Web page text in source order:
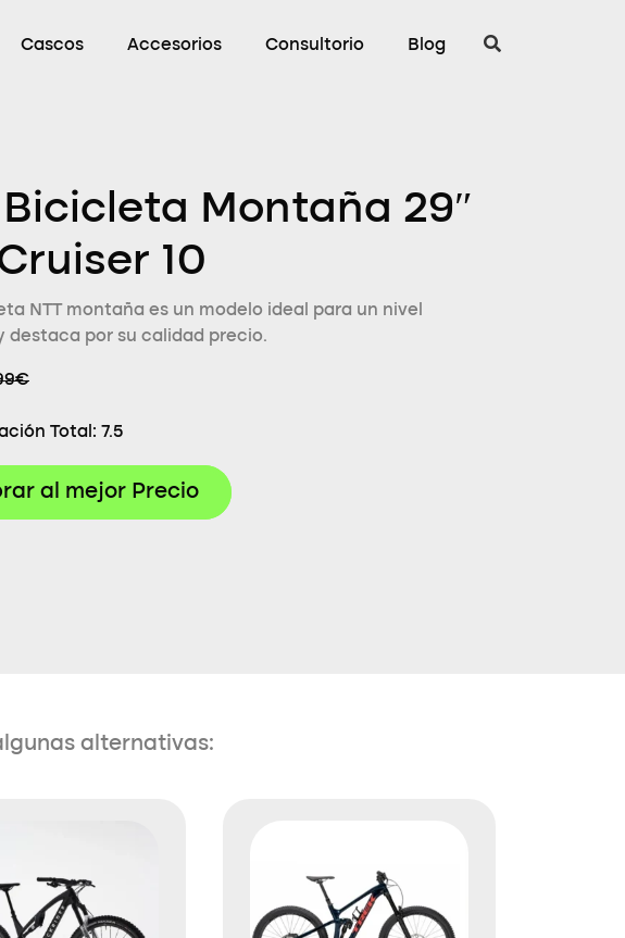
Cascos Accesorios Consultorio Blog
Bicicleta Montaña 29″
10
NTT montaña es un modelo ideal para un nivel
destaca por su calidad precio.
Total: 7.5
al mejor Precio
alternativas: